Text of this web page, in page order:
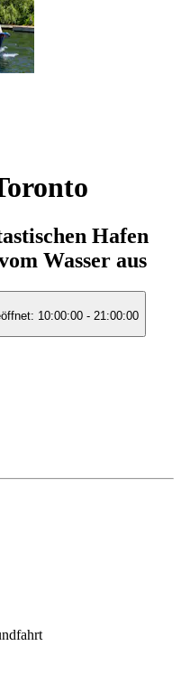
Hafen
Wasser aus
10:00:00 - 21:00:00